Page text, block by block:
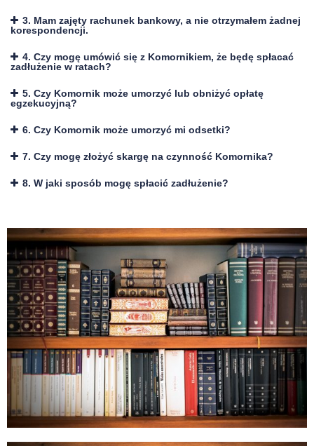
3. Mam zajęty rachunek bankowy, a nie otrzymałem żadnej
korespondencji.
4. Czy mogę umówić się z Komornikiem, że będę spłacać
zadłużenie w ratach?
5. Czy Komornik może umorzyć lub obniżyć opłatę
egzekucyjną?
6. Czy Komornik może umorzyć mi odsetki?
7. Czy mogę złożyć skargę na czynność Komornika?
8. W jaki sposób mogę spłacić zadłużenie?